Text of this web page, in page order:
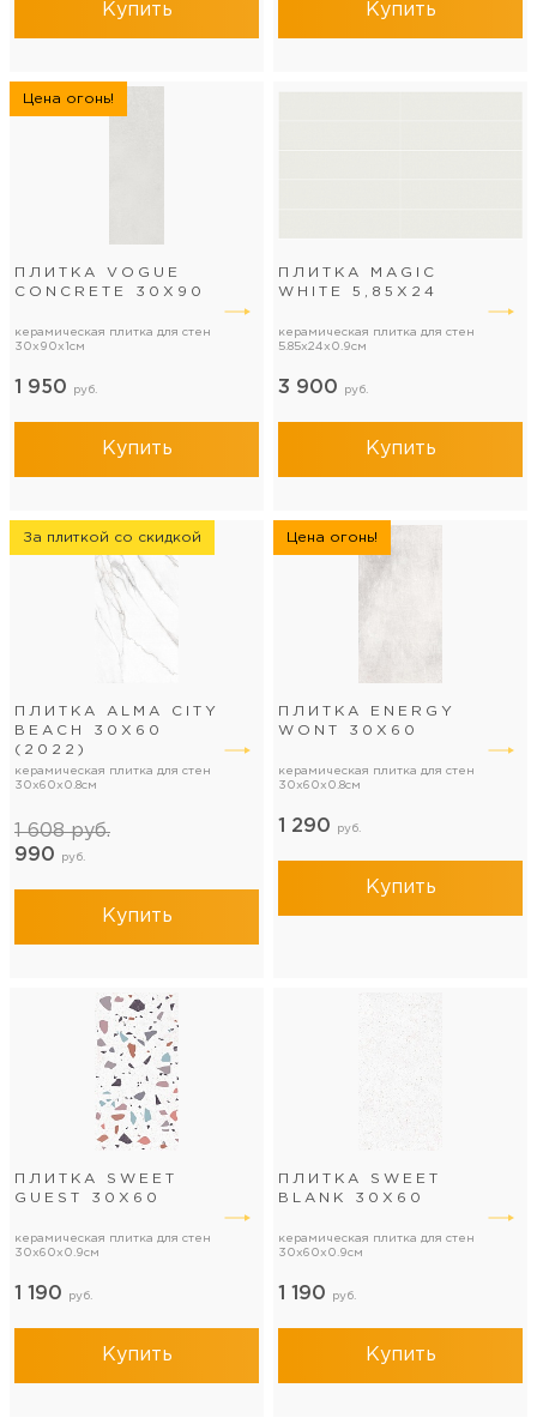
Купить Купить
Цена огонь!
ПЛИТКА VOGUE
CONCRETE 30Х90
керамическая плитка для стен
30x90x1см
1 950 руб.
Купить
ПЛИТКА MAGIC
WHITE 5,85X24
керамическая плитка для стен
5.85x24x0.9см
3 900 руб.
Купить
За плиткой со скидкой
ПЛИТКА ALMA CITY
BEACH 30X60
(2022)
керамическая плитка для стен
30x60x0.8см
1 608руб.
990
руб.
Купить
Цена огонь!
ПЛИТКА ENERGY
WONT 30Х60
керамическая плитка для стен
30x60x0.8см
1 290 руб.
Купить
ПЛИТКА SWEET
GUEST 30Х60
керамическая плитка для стен
30x60x0.9см
1 190 руб.
Купить
ПЛИТКА SWEET
BLANK 30Х60
керамическая плитка для стен
30x60x0.9см
1 190 руб.
Купить